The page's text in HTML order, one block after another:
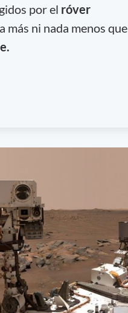
por el róver
más ni nada menos que